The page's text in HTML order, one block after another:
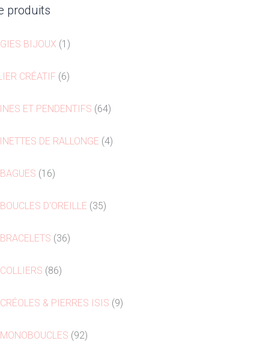
produits
BIJOUX 1
CRÉATIF 6
ET PENDENTIFS 64
DE RALLONGE 4
16
D'OREILLE 35
36
86
& PIERRES ISIS 9
92